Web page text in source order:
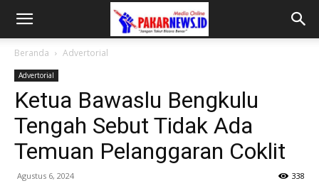
Beranda Advertorial
Advertorial
Ketua Bawaslu Bengkulu
Tengah Sebut Tidak Ada
Temuan Pelanggaran Coklit
Agustus 6, 2024 338